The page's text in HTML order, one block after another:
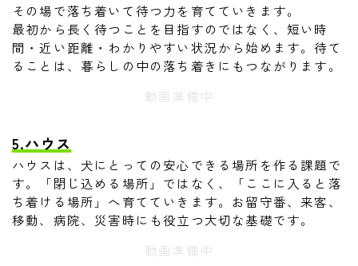
その場で落ち着いて待つ力を育てていきます。
最初から長く待つことを目指すのではなく、短い時
間・近い距離・わかりやすい状況から始めます。待て
ることは、暮らしの中の落ち着きにもつながります。
動画準備中
5.ハウス
ハウスは、犬にとっての安心できる場所を作る課題で
す。「閉じ込める場所」ではなく、「ここに入ると落
ち着ける場所」へ育てていきます。お留守番、来客、
移動、病院、災害時にも役立つ大切な基礎です。
動画準備中